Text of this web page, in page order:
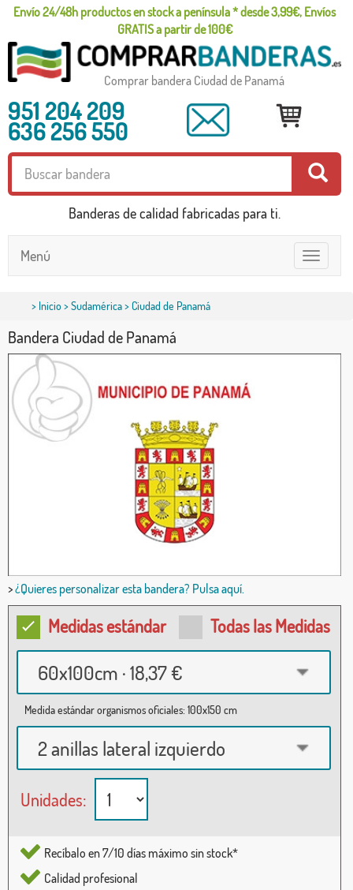
Envío 24/48h productos en stock a península * desde 3,99€, Envíos
GRATIS a partir de 100€
Comprar bandera Ciudad de Panamá
951 204 209
636 256 550
Banderas de calidad fabricadas para ti.
Toggle
navigation
Menú
> Inicio>Sudamérica> Ciudad de Panamá
Bandera Ciudad de Panamá
>¿Quieres personalizar esta bandera? Pulsa aquí.
Medidas estándar Todas las Medidas
60x100cm · 18,37 €
Medida estándar organismos oficiales: 100x150 cm
2 anillas lateral izquierdo
Unidades:
Recíbalo en 7/10 días máximo sin stock*
Calidad profesional